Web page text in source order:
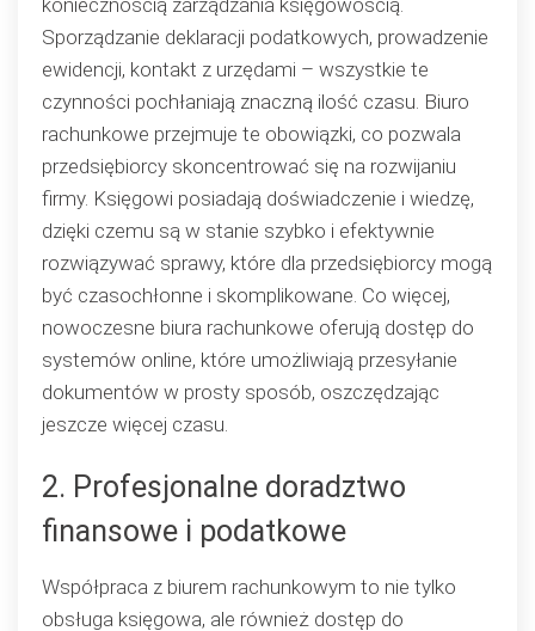
Sporządzanie deklaracji podatkowych, prowadzenie
ewidencji, kontakt z urzędami – wszystkie te
czynności pochłaniają znaczną ilość czasu. Biuro
rachunkowe przejmuje te obowiązki, co pozwala
przedsiębiorcy skoncentrować się na rozwijaniu
firmy. Księgowi posiadają doświadczenie i wiedzę,
dzięki czemu są w stanie szybko i efektywnie
rozwiązywać sprawy, które dla przedsiębiorcy mogą
być czasochłonne i skomplikowane. Co więcej,
nowoczesne biura rachunkowe oferują dostęp do
systemów online, które umożliwiają przesyłanie
dokumentów w prosty sposób, oszczędzając
jeszcze więcej czasu.
2. Profesjonalne doradztwo
finansowe i podatkowe
Współpraca z biurem rachunkowym to nie tylko
obsługa księgowa, ale również dostęp do